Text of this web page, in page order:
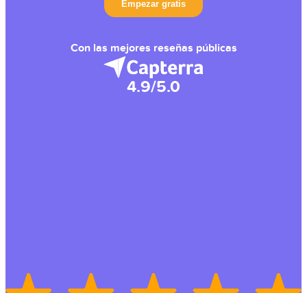
Con las mejores reseñas públicas
4.9/5.0